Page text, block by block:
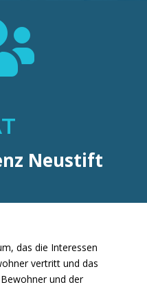
Neustift
das die Interessen
vertritt und das
und der